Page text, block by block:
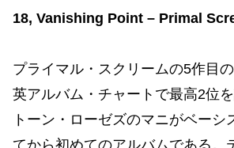
18, Vanishing Point – Primal
プライマル・スクリームの5作目
英アルバム・チャートで最高2位
トーン・ローゼズのマニがベーシ
てから初めてのアルバムである。